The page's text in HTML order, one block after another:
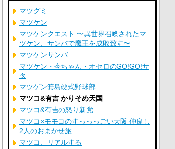
マツグミ
マツケン
マツケンクエスト 〜異世界召喚されたマ
ツケン、サンバで魔王を成敗致す〜
マツケンサンバ
マツケン・今ちゃん・オセロのGO!GO!サ
タ
マツゲン箕島硬式野球部
マツコ&有吉 かりそめ天国
マツコ&有吉の怒り新党
マツコ×モモコのすっっっごい大阪 仲良し
2人のおまかせ旅
マツコ、リアルする